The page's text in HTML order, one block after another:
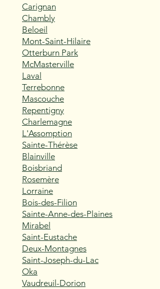
Carignan
Chambly
Beloeil
Mont-Saint-Hilaire
Otterburn Park
McMasterville
Laval
Terrebonne
Mascouche
Repentigny
Charlemagne
L'Assomption
Sainte-Thérèse
Blainville
Boisbriand
Rosemère
Lorraine
Bois-des-Filion
Sainte-Anne-des-Plaines
Mirabel
Saint-Eustache
Deux-Montagnes
Saint-Joseph-du-Lac
Oka
Vaudreuil-Dorion